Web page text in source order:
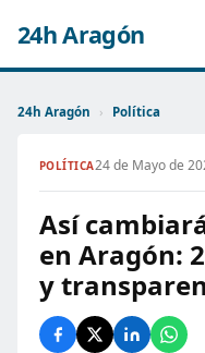
24h Aragón
24h Aragón › Política
POLÍTICA24 de Mayo de
Así
en Aragón:
y